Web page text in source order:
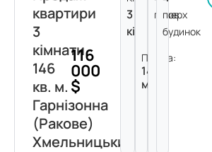
квартири
3
кімнати
146
кв. м.
Гарнізонна
(Ракове)
Хмельницький
116
000
$
3
кімнати
Площа:
146
м²
поверх
пов.
будинок